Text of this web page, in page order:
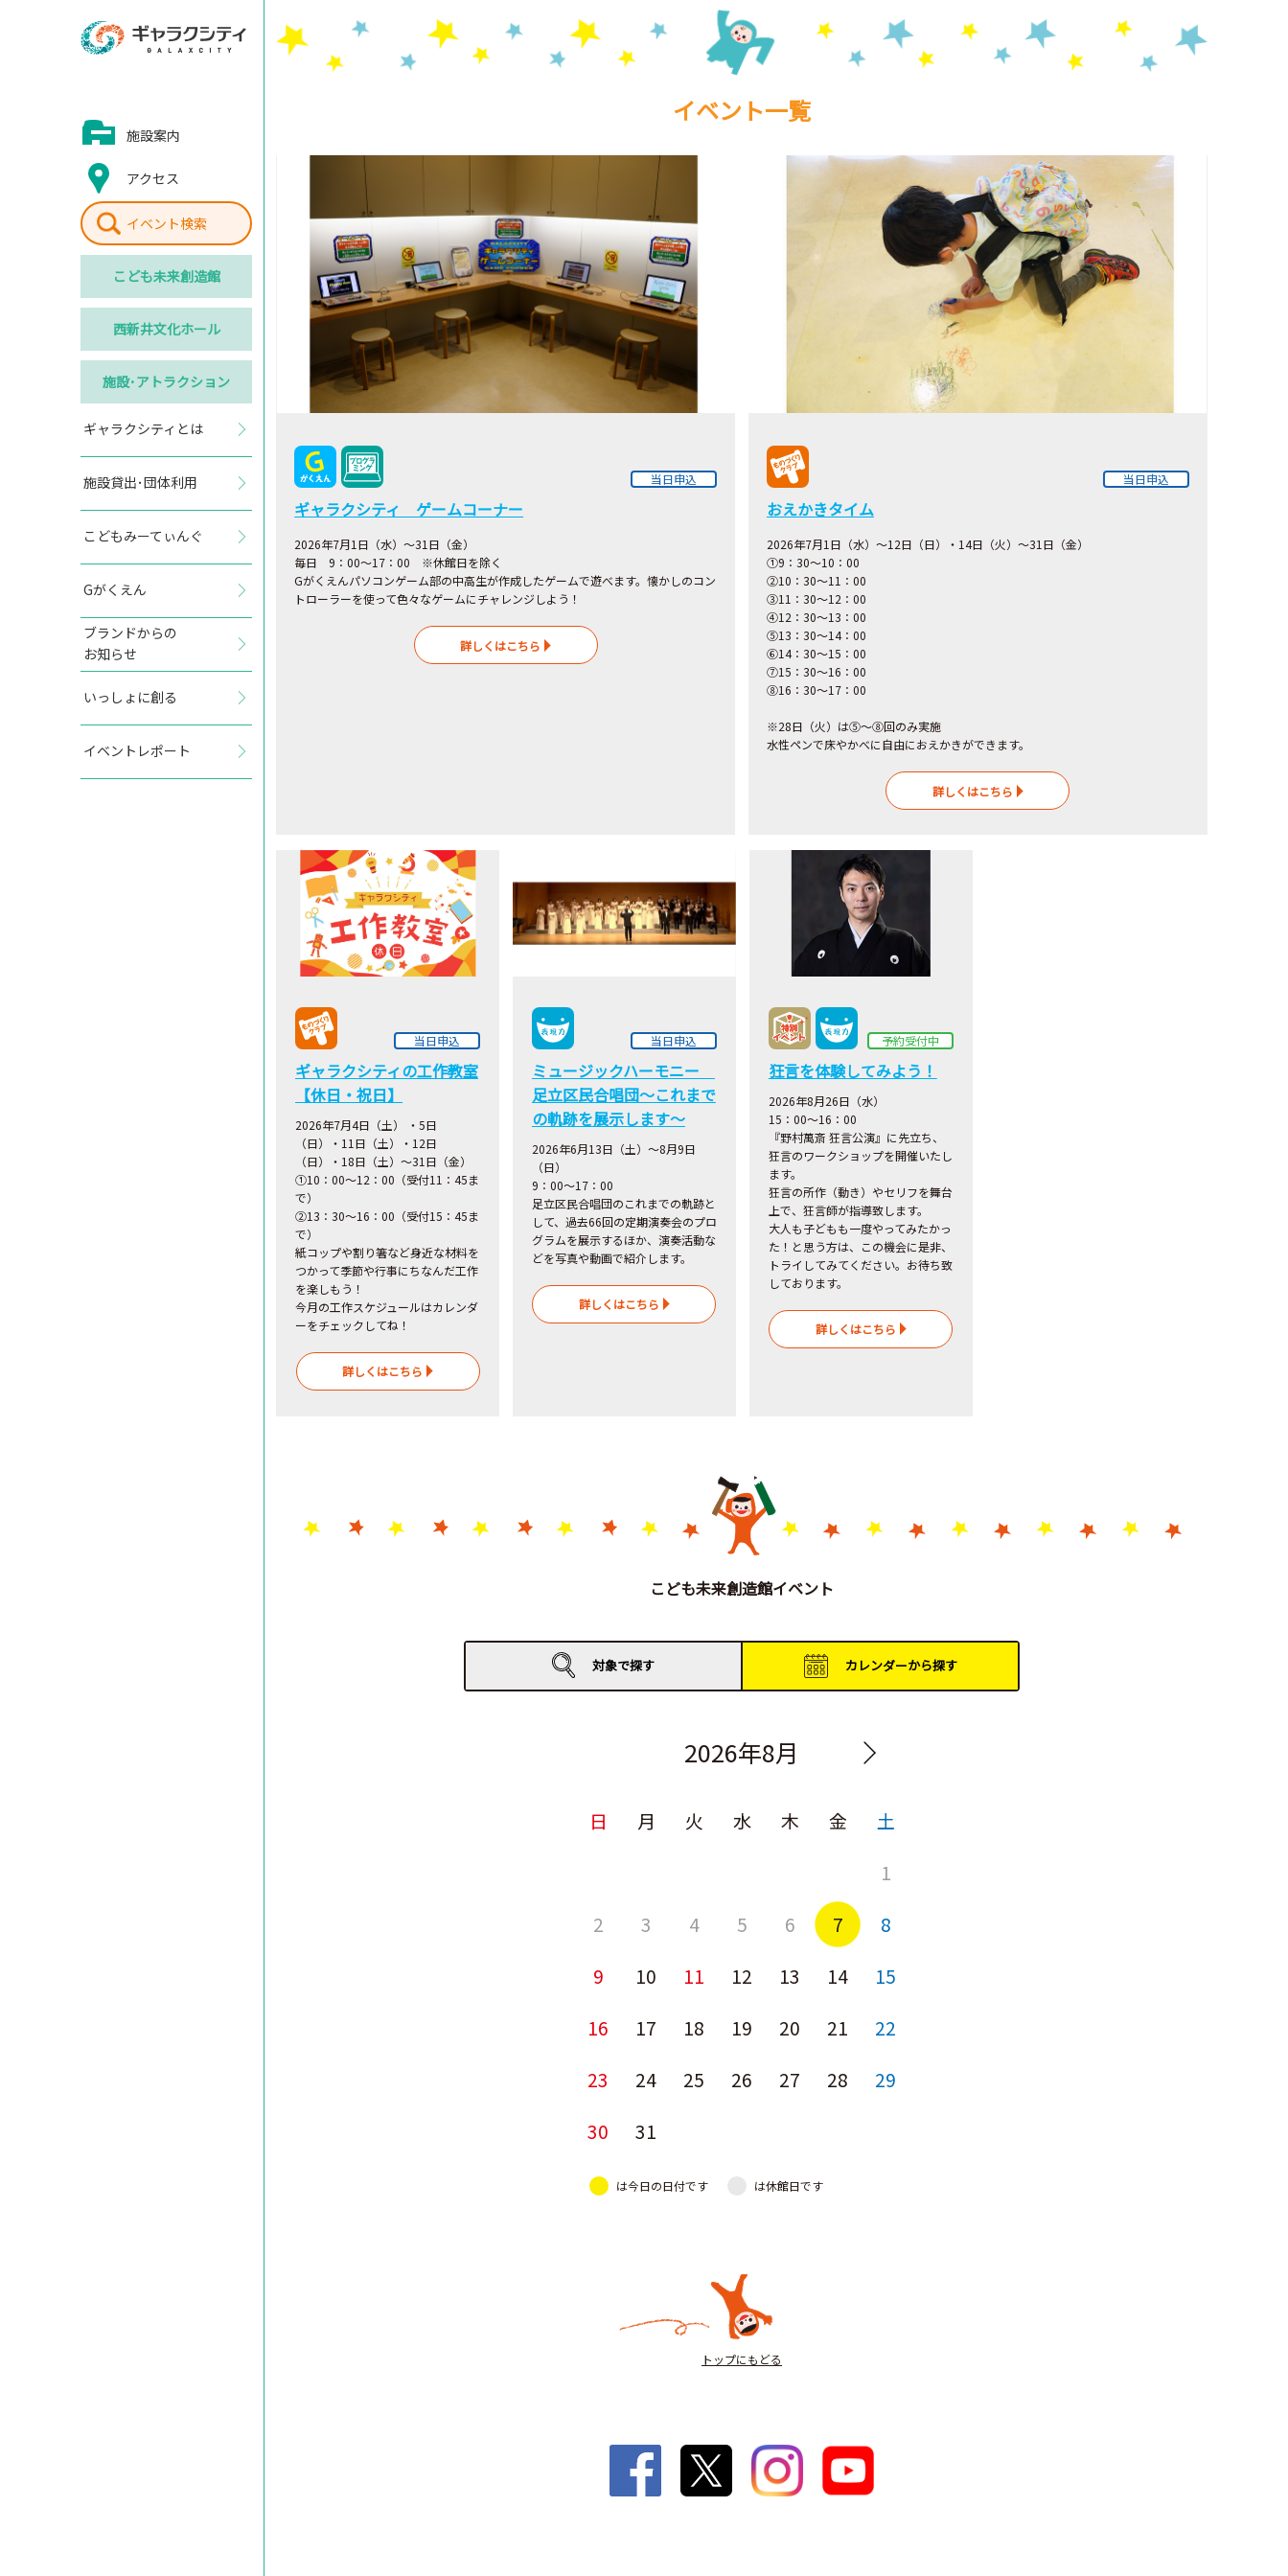
施設案内
アクセス
イベント検索
こども未来創造館
西新井文化ホール
施設･アトラクション
ギャラクシティとは
施設貸出･団体利用
こどもみーてぃんぐ
Gがくえん
ブランドからの
お知らせ
いっしょに創る
イベントレポート
イベント一覧
当日申込
ギャラクシティ ゲームコーナー
2026年7月1日（水）～31日（金）
毎日 9：00～17：00 ※休館日を除く
Gがくえんパソコンゲーム部の中高生が作成したゲームで遊べます。懐かしのコン
トローラーを使って色々なゲームにチャレンジしよう！
詳しくはこちら
当日申込
おえかきタイム
2026年7月1日（水）～12日（日）・14日（火）～31日（金）
①9：30～10：00
②10：30～11：00
③11：30～12：00
④12：30～13：00
⑤13：30～14：00
⑥14：30～15：00
⑦15：30～16：00
⑧16：30～17：00
※28日（火）は⑤～⑧回のみ実施
水性ペンで床やかべに自由におえかきができます。
詳しくはこちら
当日申込
ギャラクシティの工作教室
【休日・祝日】
2026年7月4日（土） ・5日
（日）・11日（土）・12日
（日）・18日（土）～31日（金）
①10：00～12：00（受付11：45ま
で）
②13：30～16：00（受付15：45ま
で）
紙コップや割り箸など身近な材料を
つかって季節や行事にちなんだ工作
を楽しもう！
今月の工作スケジュールはカレンダ
ーをチェックしてね！
詳しくはこちら
当日申込
ミュージックハーモニー
足立区民合唱団～これまで
の軌跡を展示します～
2026年6月13日（土）～8月9日
（日）
9：00～17：00
足立区民合唱団のこれまでの軌跡と
して、過去66回の定期演奏会のプロ
グラムを展示するほか、演奏活動な
どを写真や動画で紹介します。
詳しくはこちら
予約受付中
狂言を体験してみよう！
2026年8月26日（水）
15：00～16：00
『野村萬斎 狂言公演』に先立ち、
狂言のワークショップを開催いたし
ます。
狂言の所作（動き）やセリフを舞台
上で、狂言師が指導致します。
大人も子どもも一度やってみたかっ
た！と思う方は、この機会に是非、
トライしてみてください。お待ち致
しております。
詳しくはこちら
こども未来創造館イベント
対象で探す カレンダーから探す
2026年8月
日 月 火 水 木 金
土
1
2
3 4 5 6 7
8
9
10 11 12 13 14
15
16
17 18 19 20 21
22
23
24 25 26 27 28
29
30
31
は今日の日付です は休館日です
トップにもどる